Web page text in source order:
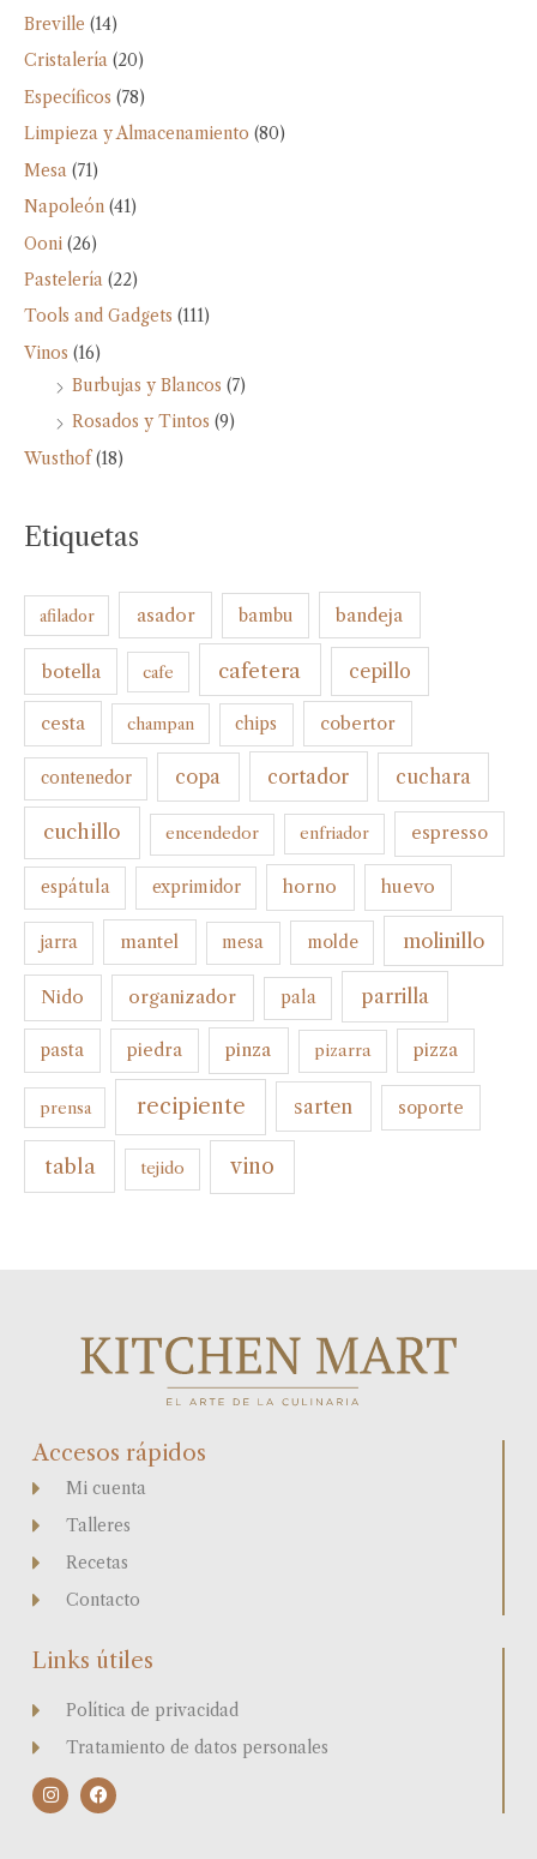
Breville (14)
Cristalería (20)
Específicos (78)
Limpieza y Almacenamiento (80)
Mesa (71)
Napoleón (41)
Ooni (26)
Pastelería (22)
Tools and Gadgets (111)
Vinos (16)
Burbujas y Blancos (7)
Rosados y Tintos (9)
Wusthof (18)
Etiquetas
afilador asador bambu bandeja
botella cafe cafetera cepillo
cesta champan chips cobertor
contenedor copa cortador cuchara
cuchillo encendedor enfriador espresso
espátula exprimidor horno huevo
jarra mantel mesa molde molinillo
Nido organizador pala parrilla
pasta piedra pinza pizarra pizza
prensa recipiente sarten soporte
tabla tejido vino
Accesos rápidos
Mi cuenta
Talleres
Recetas
Contacto
Links útiles
Política de privacidad
Tratamiento de datos personales
I
n
s
F
a
c